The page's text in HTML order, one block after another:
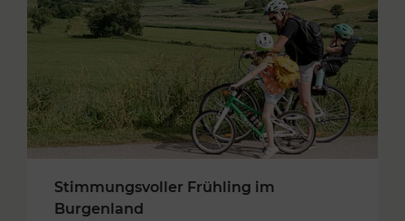
Stimmungsvoller Frühling im
Burgenland